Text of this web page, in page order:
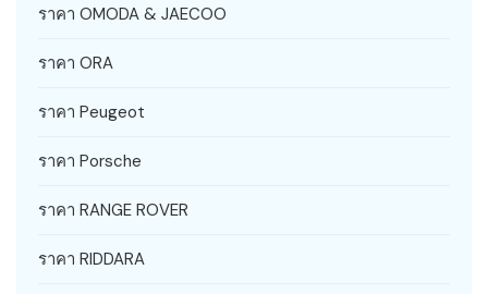
ราคา OMODA & JAECOO
ราคา ORA
ราคา Peugeot
ราคา Porsche
ราคา RANGE ROVER
ราคา RIDDARA